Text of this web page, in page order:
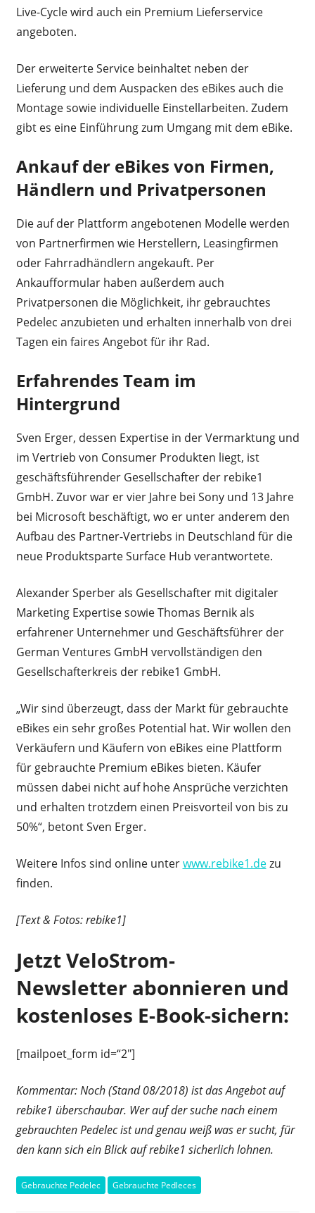
Live-Cycle wird auch ein Premium Lieferservice
angeboten.
Der erweiterte Service beinhaltet neben der
Lieferung und dem Auspacken des eBikes auch die
Montage sowie individuelle Einstellarbeiten. Zudem
gibt es eine Einführung zum Umgang mit dem eBike.
Ankauf der eBikes von Firmen,
Händlern und Privatpersonen
Die auf der Plattform angebotenen Modelle werden
von Partnerfirmen wie Herstellern, Leasingfirmen
oder Fahrradhändlern angekauft. Per
Ankaufformular haben außerdem auch
Privatpersonen die Möglichkeit, ihr gebrauchtes
Pedelec anzubieten und erhalten innerhalb von drei
Tagen ein faires Angebot für ihr Rad.
Erfahrendes Team im
Hintergrund
Sven Erger, dessen Expertise in der Vermarktung und
im Vertrieb von Consumer Produkten liegt, ist
geschäftsführender Gesellschafter der rebike1
GmbH. Zuvor war er vier Jahre bei Sony und 13 Jahre
bei Microsoft beschäftigt, wo er unter anderem den
Aufbau des Partner-Vertriebs in Deutschland für die
neue Produktsparte Surface Hub verantwortete.
Alexander Sperber als Gesellschafter mit digitaler
Marketing Expertise sowie Thomas Bernik als
erfahrener Unternehmer und Geschäftsführer der
German Ventures GmbH vervollständigen den
Gesellschafterkreis der rebike1 GmbH.
„Wir sind überzeugt, dass der Markt für gebrauchte
eBikes ein sehr großes Potential hat. Wir wollen den
Verkäufern und Käufern von eBikes eine Plattform
für gebrauchte Premium eBikes bieten. Käufer
müssen dabei nicht auf hohe Ansprüche verzichten
und erhalten trotzdem einen Preisvorteil von bis zu
50%“, betont Sven Erger.
Weitere Infos sind online unterwww.rebike1.dezu
finden.
[Text & Fotos: rebike1]
Jetzt VeloStrom-
Newsletter abonnieren und
kostenloses E-Book-sichern:
[mailpoet_form id=“2″]
Kommentar: Noch (Stand 08/2018) ist das Angebot auf
rebike1 überschaubar. Wer auf der suche nach einem
gebrauchten Pedelec ist und genau weiß was er sucht, für
den kann sich ein Blick auf rebike1 sicherlich lohnen.
Gebrauchte Pedelec Gebrauchte Pedleces